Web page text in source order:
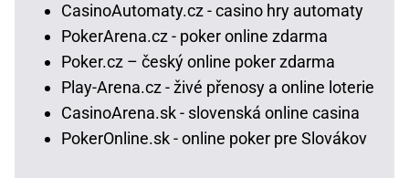
CasinoAutomaty.cz - casino hry automaty
PokerArena.cz - poker online zdarma
Poker.cz – český online poker zdarma
Play-Arena.cz - živé přenosy a online loterie
CasinoArena.sk - slovenská online casina
PokerOnline.sk - online poker pre Slovákov